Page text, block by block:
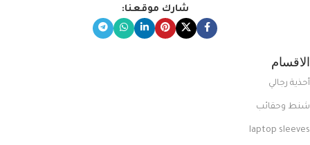
شارك موقعنا:
الاقسام
أحذية رجالي
شنط وحقائب
laptop sleeves